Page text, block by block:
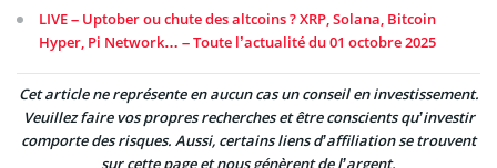
LIVE – Uptober ou chute des altcoins ? XRP, Solana, Bitcoin
Hyper, Pi Network… – Toute l’actualité du 01 octobre 2025
Cet article ne représente en aucun cas un conseil en investissement.
Veuillez faire vos propres recherches et être conscients qu’investir
comporte des risques. Aussi, certains liens d’affiliation se trouvent
sur cette page et nous génèrent de l’argent.